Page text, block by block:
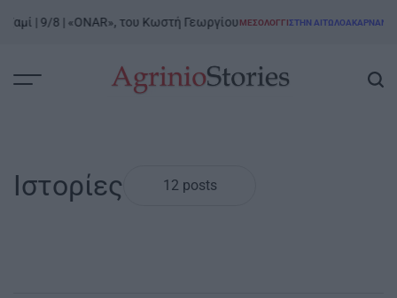
| 9/8 | «ONAR», του Κωστή ΓεωργίουPOSTED
ΜΕΣΟΛΌΓΓΙΣΤΗΝ ΑΙΤΩΛΟΑΚΑΡΝΑΝΊΑ
Ιστορίες 12 posts